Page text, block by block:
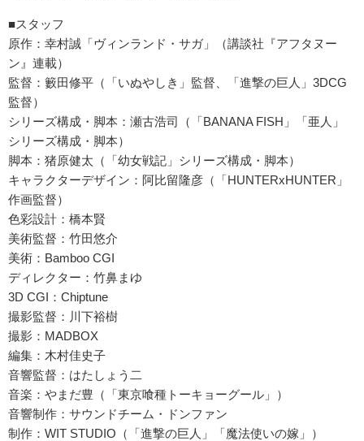
■スタッフ
原作：幸村誠「ヴィンランド・サガ」（講談社『アフタヌー
ン』連載）
監督：籔田修平（「いぬやしき」監督、「進撃の巨人」3DCG
監督）
シリーズ構成・脚本：瀬古浩司（「BANANA FISH」「亜人」
シリーズ構成・脚本）
脚本：猪原健太（「幼女戦記」シリーズ構成・脚本）
キャラクターデザイン：阿比留隆彦（「HUNTERxHUNTER」
作画監督）
色彩設計：橋本賢
美術監督：竹田悠介
美術：Bamboo CGI
ディレクター：竹鼻まゆ
3D CGI：Chiptune
撮影監督：川下裕樹
撮影：MADBOX
編集：木村佳史子
音響監督：はたしょう二
音楽：やまだ豊（「東京喰種トーキョーグール」）
音響制作：サウンドチーム・ドンファン
制作：WIT STUDIO（「進撃の巨人」「魔法使いの嫁」）